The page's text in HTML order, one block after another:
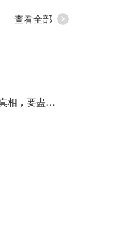
查看全部
安康諾盾提醒您：關(guān)于血管循環(huán)的真相，要盡早知道